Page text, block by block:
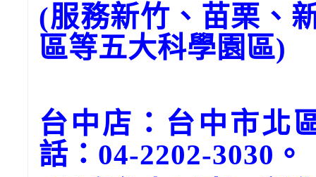
(服務新竹、苗栗、
區等五大科學園區)
台中店：台中市北
話：04-2202-3030。